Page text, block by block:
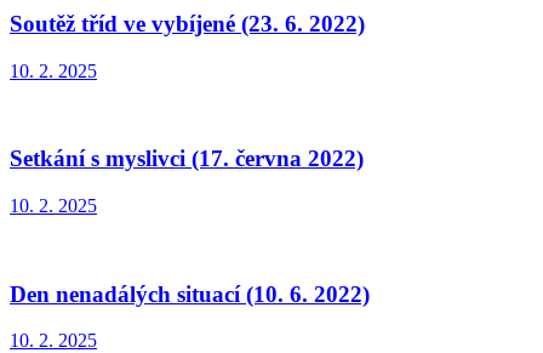
Soutěž tříd ve vybíjené (23. 6. 2022)
10. 2. 2025
Setkání s myslivci (17. června 2022)
10. 2. 2025
Den nenadálých situací (10. 6. 2022)
10. 2. 2025